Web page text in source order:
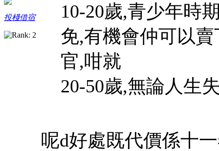
投棧借宿
10-20歲,青少年時
免,有機會仲可以
官,咁就
20-50歲,無論人生
呢d好處既代價係十